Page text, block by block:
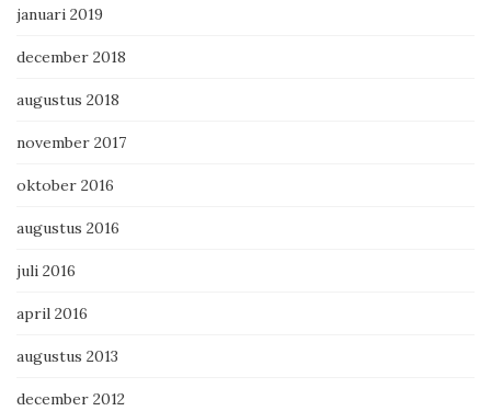
januari 2019
december 2018
augustus 2018
november 2017
oktober 2016
augustus 2016
juli 2016
april 2016
augustus 2013
december 2012